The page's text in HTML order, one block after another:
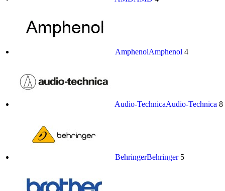
AmphenolAmphenol 4
Audio-TechnicaAudio-Technica 8
BehringerBehringer 5